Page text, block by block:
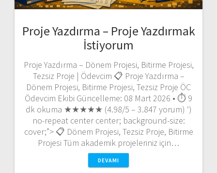
Proje Yazdırma – Proje Yazdırmak
İstiyorum
Proje Yazdırma – Dönem Projesi, Bitirme Projesi,
Tezsiz Proje | Ödevcim 📋 Proje Yazdırma –
Dönem Projesi, Bitirme Projesi, Tezsiz Proje ÖC
Ödevcim Ekibi Güncelleme: 08 Mart 2026 • ⏱️ 9
dk okuma ★★★★★ (4.98/5 – 3.847 yorum) ‘)
no-repeat center center; background-size:
cover;”> 📋 Dönem Projesi, Tezsiz Proje, Bitirme
Projesi Tüm akademik projeleriniz için…
DEVAMI